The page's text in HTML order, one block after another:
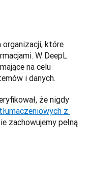
organizacji, które
W DeepL
na celu
i danych.
że nigdy
z
zachowujemy pełną